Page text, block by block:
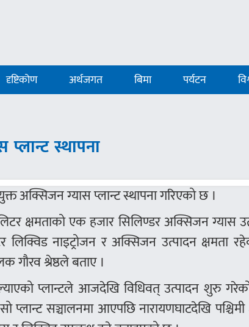
दृष्टिकोण अर्थजगत बिमा पर्यटन
स्थापना
अक्सिजन ग्यास प्लान्ट स्थापना गरिएको छ ।
क्षमताको एक हजार सिलिण्डर अक्सिजन ग्यास
नाइट्रोजन र अक्सिजन उत्पादन क्षमता
गौरव श्रेष्ठले बताए ।
प्लान्टले आजदेखि विधिवत् उत्पादन शुरु
सञ्चालनमा आएपछि नारायणघाटदेखि पश्चिमी